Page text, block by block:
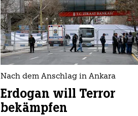
Nach dem Anschlag in Ankara
Erdogan will Terror
bekämpfen